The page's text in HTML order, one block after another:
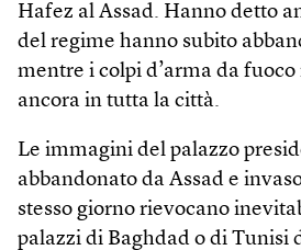
Hafez al Assad. Hanno detto
del regime hanno subito
mentre i colpi d’arma da
ancora in tutta la città.
Le immagini del palazzo
abbandonato da Assad e
stesso giorno rievocano
palazzi di Baghdad o di Tunisi